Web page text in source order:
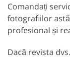
Comandați
fotografiilor
profesional și
Dacă revista